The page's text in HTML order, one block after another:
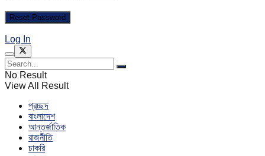
Log In
No Result
View All Result
প্রচ্ছদ
বাংলাদেশ
আন্তর্জাতিক
রাজনীতি
চাকরি